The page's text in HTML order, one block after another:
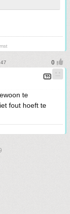
te
fout hoeft te